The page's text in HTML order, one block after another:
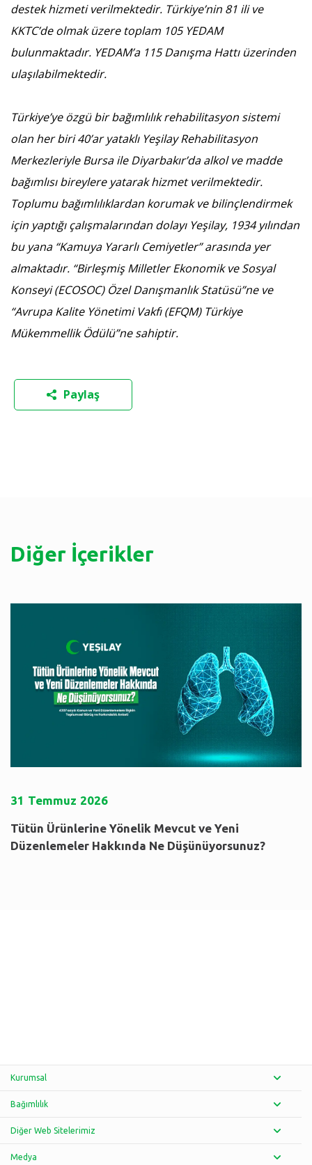
destek hizmeti verilmektedir. Türkiye’nin 81 ili ve
KKTC’de olmak üzere toplam 105 YEDAM
bulunmaktadır. YEDAM’a 115 Danışma Hattı üzerinden
ulaşılabilmektedir.
Türkiye’ye özgü bir bağımlılık rehabilitasyon sistemi
olan her biri 40’ar yataklı Yeşilay Rehabilitasyon
Merkezleriyle Bursa ile Diyarbakır’da alkol ve madde
bağımlısı bireylere yatarak hizmet verilmektedir.
Toplumu bağımlılıklardan korumak ve bilinçlendirmek
için yaptığı çalışmalarından dolayı Yeşilay, 1934 yılından
bu yana “Kamuya Yararlı Cemiyetler” arasında yer
almaktadır. “Birleşmiş Milletler Ekonomik ve Sosyal
Konseyi (ECOSOC) Özel Danışmanlık Statüsü”ne ve
“Avrupa Kalite Yönetimi Vakfı (EFQM) Türkiye
Mükemmellik Ödülü”ne sahiptir.
Paylaş
Diğer İçerikler
31 Temmuz 2026
Tütün Ürünlerine Yönelik Mevcut ve Yeni
Düzenlemeler Hakkında Ne Düşünüyorsunuz?
Kurumsal
Bağımlılık
Diğer Web Sitelerimiz
Medya